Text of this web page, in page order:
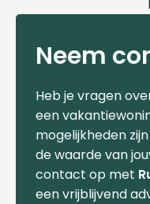
Neem
Heb je vragen
een
mogelijkheden
de waarde van
contact op met
een vrijblijvend